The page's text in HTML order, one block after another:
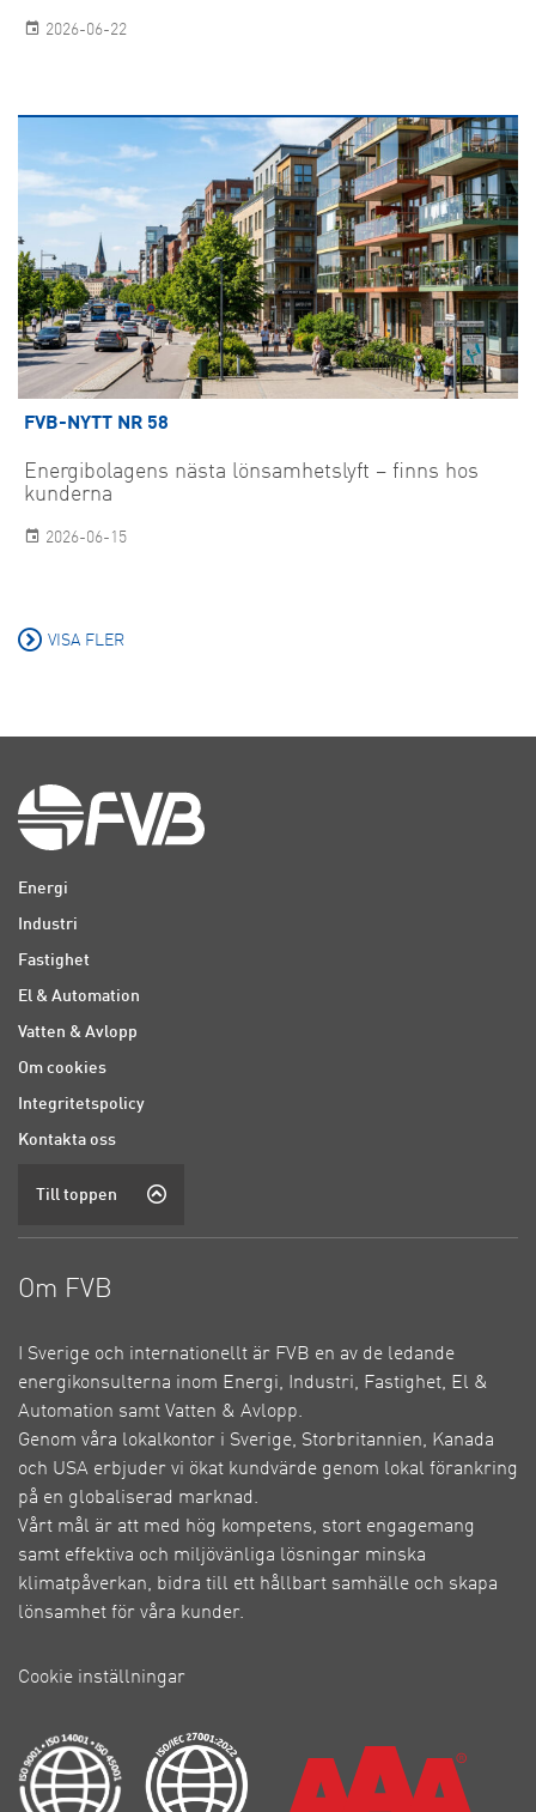
2026-06-22
FVB-NYTT NR 58
Energibolagens nästa lönsamhetslyft – finns hos
kunderna
2026-06-15
VISA FLER
Energi
Industri
Fastighet
El & Automation
Vatten & Avlopp
Om cookies
Integritetspolicy
Kontakta oss
Till toppen
Om FVB
I Sverige och internationellt är FVB en av de ledande
energikonsulterna inom Energi, Industri, Fastighet, El &
Automation samt Vatten & Avlopp.
Genom våra lokalkontor i Sverige, Storbritannien, Kanada
och USA erbjuder vi ökat kundvärde genom lokal förankring
på en globaliserad marknad.
Vårt mål är att med hög kompetens, stort engagemang
samt effektiva och miljövänliga lösningar minska
klimatpåverkan, bidra till ett hållbart samhälle och skapa
lönsamhet för våra kunder.
Cookie inställningar